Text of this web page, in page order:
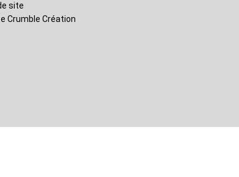
site
Crumble Création